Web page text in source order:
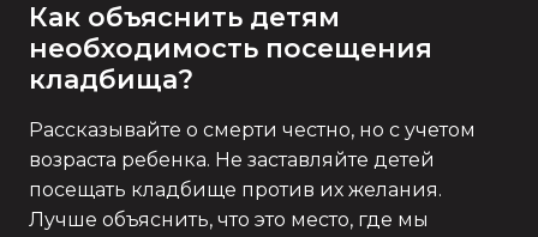
Как объяснить детям
необходимость посещения
кладбища?
Рассказывайте о смерти честно, но с учетом
возраста ребенка. Не заставляйте детей
посещать кладбище против их желания.
Лучше объяснить, что это место, где мы